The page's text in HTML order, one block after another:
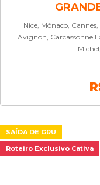
Nice, Mônaco,
Avignon, Carcassonne
SAÍDA DE GRU
Roteiro Exclusivo Cativa